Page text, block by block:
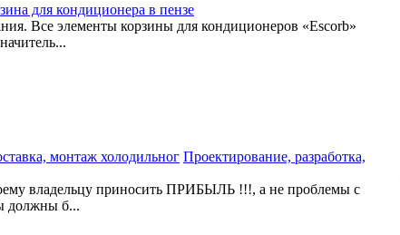
для кондиционера в пензе
Все элементы корзины для кондиционеров «Escorb»
Проектирование, разработка,
владельцу приносить ПРИБЫЛЬ !!!, а не проблемы с
должны б...